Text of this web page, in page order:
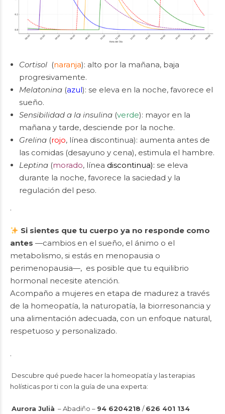
Cortisol (naranja): alto por la mañana, baja
progresivamente.
Melatonina (azul): se eleva en la noche, favorece el
sueño.
Sensibilidad a la insulina (verde): mayor en la
mañana y tarde, desciende por la noche.
Grelina (rojo, línea discontinua): aumenta antes de
las comidas (desayuno y cena), estimula el hambre.
Leptina (morado, línea discontinua): se eleva
durante la noche, favorece la saciedad y la
regulación del peso.
.
Si sientes que tu cuerpo ya no responde como
antes —cambios en el sueño, el ánimo o el
metabolismo, si estás en menopausia o
perimenopausia—, es posible que tu equilibrio
hormonal necesite atención.
Acompaño a mujeres en etapa de madurez a través
de la homeopatía, la naturopatía, la biorresonancia y
una alimentación adecuada, con un enfoque natural,
respetuoso y personalizado.
.
Descubre qué puede hacer la homeopatía y las terapias
holísticas por ti con la guía de una experta:
Aurora Julià – Abadiño – 94 6204218 /626 401 134